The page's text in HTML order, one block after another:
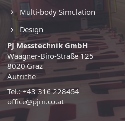
Multi-body Simulation
Design
PJ Messtechnik GmbH
Waagner-Biro-Straße 125
8020 Graz
Autriche
Tel.: +43 316 228454
office@pjm.co.at